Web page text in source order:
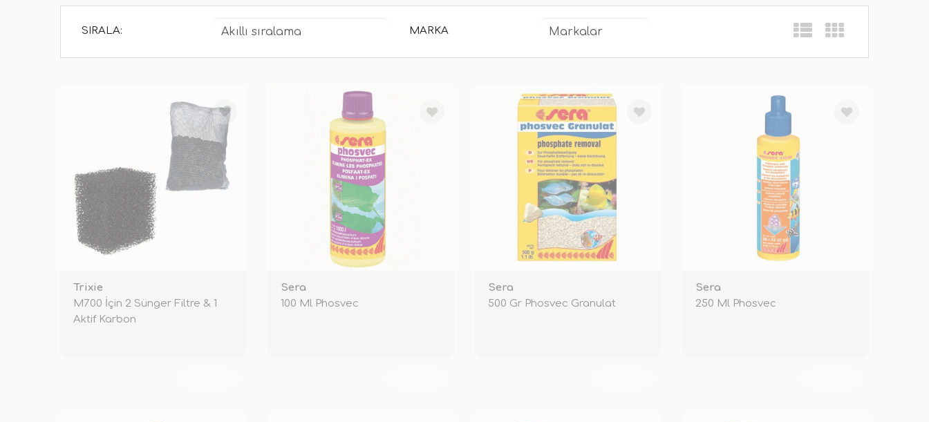
SIRALA: MARKA
Trixie
M700 İçin 2 Sünger Filtre & 1
Aktif Karbon
Sera
100 Ml Phosvec
Sera
500 Gr Phosvec Granulat
Sera
250 Ml Phosvec